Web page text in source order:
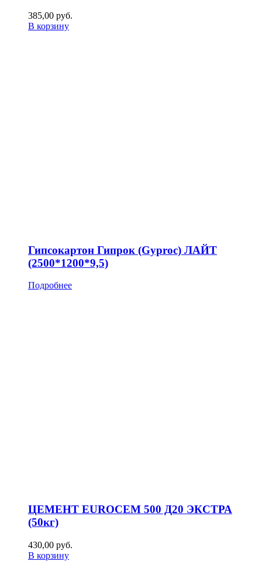
385,00 руб.
В корзину
Гипсокартон Гипрок (Gyproc) ЛАЙТ
(2500*1200*9,5)
Подробнее
ЦЕМЕНТ EUROCEM 500 Д20 ЭКСТРА
(50кг)
430,00 руб.
В корзину